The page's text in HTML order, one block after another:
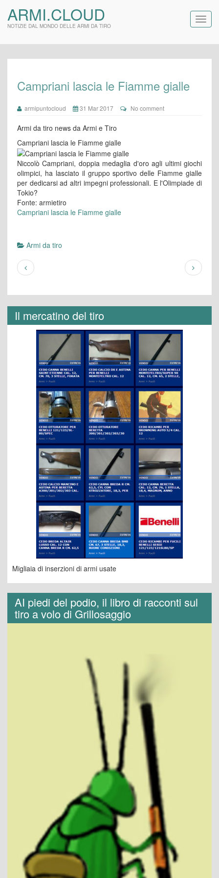
ARMI.CLOUD
NOTIZIE DAL MONDO DELLE ARMI DA TIRO
Campriani lascia le Fiamme gialle
armipuntocloud 31 Mar 2017 No comment
Armi da tiro news da Armi e Tiro
Campriani lascia le Fiamme gialle
Niccolò Campriani, doppia medaglia d'oro agli ultimi giochi
olimpici, ha lasciato il gruppo sportivo delle Fiamme gialle
per dedicarsi ad altri impegni professionali. E l'Olimpiade di
Tokio?
Fonte: armietiro
Campriani lascia le Fiamme gialle
Armi da tiro
Il mercatino del tiro
Migliaia di inserzioni di armi usate
AI piedi del podio, il libro di racconti sul
tiro a volo di Grillosaggio